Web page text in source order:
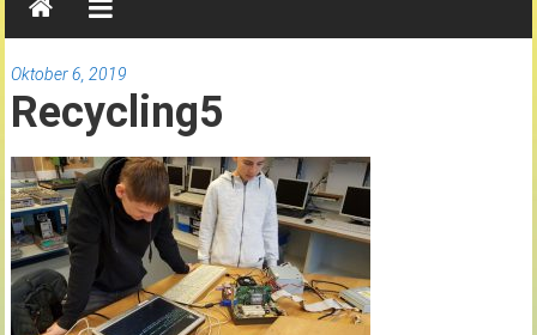
Oktober 6, 2019
Recycling5